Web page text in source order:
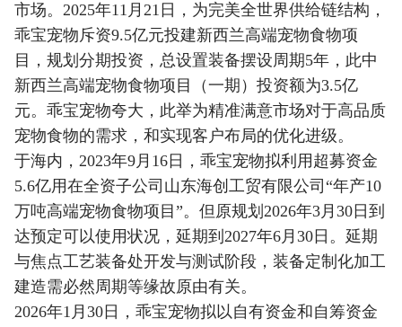
市场。2025年11月21日，为完美全世界供给链结构，
乖宝宠物斥资9.5亿元投建新西兰高端宠物食物项
目，规划分期投资，总设置装备摆设周期5年，此中
新西兰高端宠物食物项目（一期）投资额为3.5亿
元。乖宝宠物夸大，此举为精准满意市场对于高品质
宠物食物的需求，和实现客户布局的优化进级。
于海内，2023年9月16日，乖宝宠物拟利用超募资金
5.6亿用在全资子公司山东海创工贸有限公司“年产10
万吨高端宠物食物项目”。但原规划2026年3月30日到
达预定可以使用状况，延期到2027年6月30日。延期
与焦点工艺装备处开发与测试阶段，装备定制化加工
建造需必然周期等缘故原由有关。
2026年1月30日，乖宝宠物拟以自有资金和自筹资金